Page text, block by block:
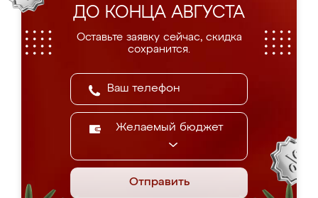
ДО КОНЦА АВГУСТА
Оставьте заявку сейчас, скидка
сохранится.
Желаемый бюджет
Отправить